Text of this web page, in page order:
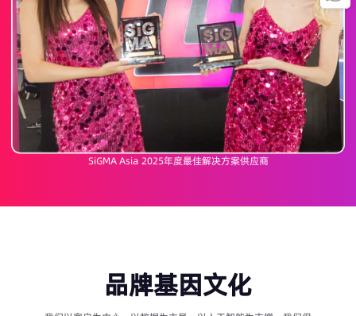
SiGMA Asia 2025年度最佳解决方案供应商
品牌基因文化